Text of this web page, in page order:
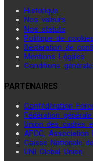
Historique
Nos valeurs
Nos statuts
Politique de
Déclaration de
Mentions Légales
Conditions
PARTENAIRES
Confédération
Fédération
Union des cadres
AFOC,
Caisse Nationale
UNI Global Union